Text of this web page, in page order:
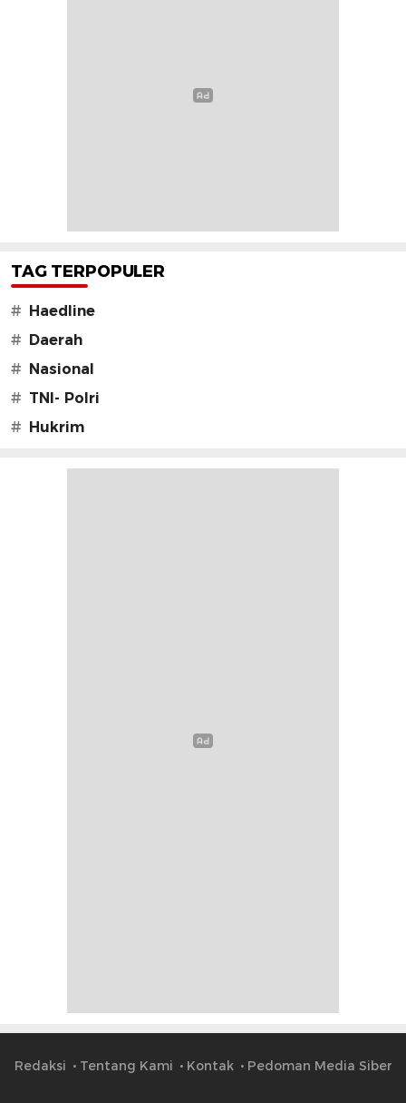
TAG TERPOPULER
# Haedline
# Daerah
# Nasional
# TNI- Polri
# Hukrim
Redaksi Tentang Kami Kontak Pedoman Media Siber